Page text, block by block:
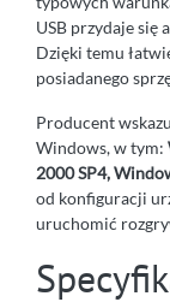
USB przydaje się
Dzięki temu
posiadanego
Producent
Windows, w tym:
2000 SP4,
od konfiguracji
uruchomić